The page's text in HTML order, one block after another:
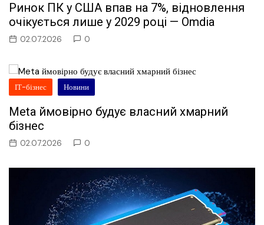
Ринок ПК у США впав на 7%, відновлення
очікується лише у 2029 році — Omdia
02.07.2026 0
ІТ-бізнес Новини
Meta ймовірно будує власний хмарний
бізнес
02.07.2026 0